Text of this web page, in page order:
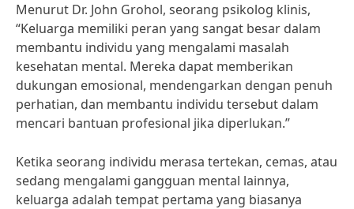
Menurut Dr. John Grohol, seorang psikolog klinis,
“Keluarga memiliki peran yang sangat besar dalam
membantu individu yang mengalami masalah
kesehatan mental. Mereka dapat memberikan
dukungan emosional, mendengarkan dengan penuh
perhatian, dan membantu individu tersebut dalam
mencari bantuan profesional jika diperlukan.”
Ketika seorang individu merasa tertekan, cemas, atau
sedang mengalami gangguan mental lainnya,
keluarga adalah tempat pertama yang biasanya